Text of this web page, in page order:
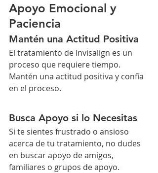
Apoyo Emocional y
Paciencia
Mantén una Actitud Positiva
El tratamiento de Invisalign es un
proceso que requiere tiempo.
Mantén una actitud positiva y confía
en el proceso.
Busca Apoyo si lo Necesitas
Si te sientes frustrado o ansioso
acerca de tu tratamiento, no dudes
en buscar apoyo de amigos,
familiares o grupos de apoyo.